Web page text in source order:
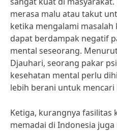
merasa malu atau takut
ketika mengalami
dapat berdampak negatif
mental seseorang.
Djauhari, seorang pakar
kesehatan mental perlu
lebih berani untuk
Ketiga, kurangnya fasilitas
memadai di Indonesia